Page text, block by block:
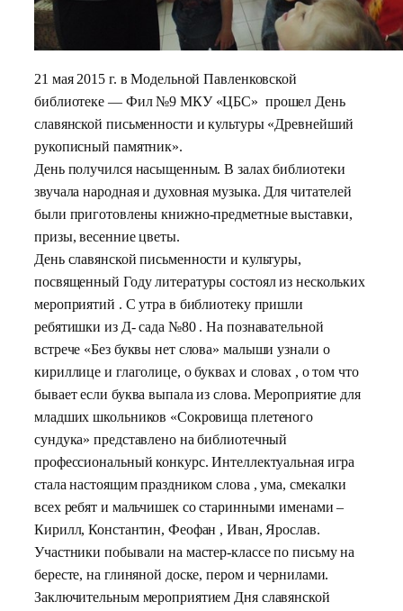
21 мая 2015 г. в Модельной Павленковской
библиотеке — Фил №9 МКУ «ЦБС» прошел День
славянской письменности и культуры «Древнейший
рукописный памятник».
День получился насыщенным. В залах библиотеки
звучала народная и духовная музыка. Для читателей
были приготовлены книжно-предметные выставки,
призы, весенние цветы.
День славянской письменности и культуры,
посвященный Году литературы состоял из нескольких
мероприятий . С утра в библиотеку пришли
ребятишки из Д- сада №80 . На познавательной
встрече «Без буквы нет слова» малыши узнали о
кириллице и глаголице, о буквах и словах , о том что
бывает если буква выпала из слова. Мероприятие для
младших школьников «Сокровища плетеного
сундука» представлено на библиотечный
профессиональный конкурс. Интеллектуальная игра
стала настоящим праздником слова , ума, смекалки
всех ребят и мальчишек со старинными именами –
Кирилл, Константин, Феофан , Иван, Ярослав.
Участники побывали на мастер-классе по письму на
бересте, на глиняной доске, пером и чернилами.
Заключительным мероприятием Дня славянской